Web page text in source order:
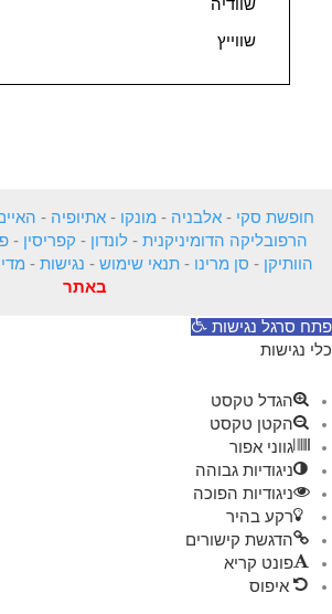
שוודיה
שווייץ
חופשת סקי - אלבניה - מונקו - אתיופיה -
הרפובליקה הדומיניקנית -לונדון - קפריסין -
הוותיקן - סן מרינו - תנאי שימוש - נגישות -
באתר
פתח סרגל נגישות
כלי נגישות
הגדל טקסט
הקטן טקסט
גווני אפור
ניגודיות גבוהה
ניגודיות הפוכה
רקע בהיר
הדגשת קישורים
פונט קריא
איפוס